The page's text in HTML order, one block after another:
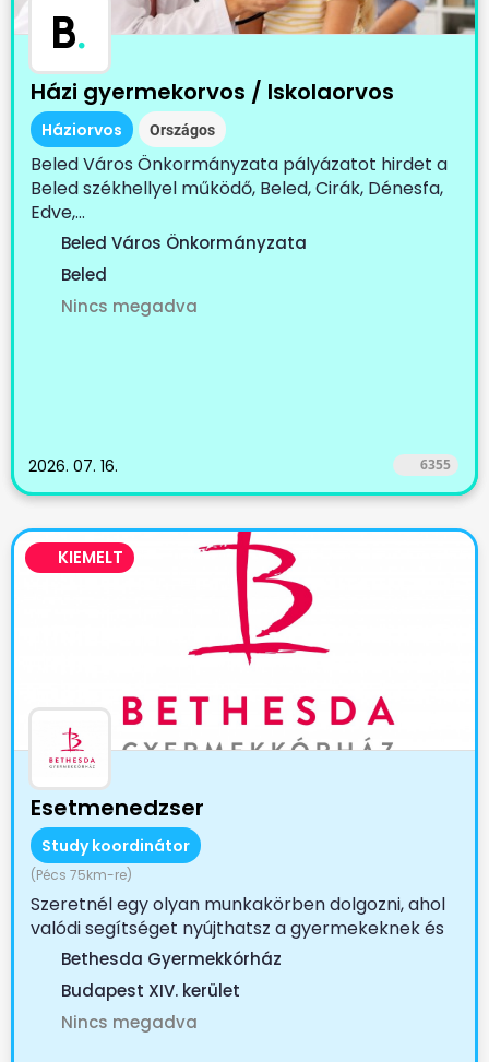
B.
Házi gyermekorvos / Iskolaorvos
Háziorvos Országos
Beled Város Önkormányzata pályázatot hirdet a
Beled székhellyel működő, Beled, Cirák, Dénesfa,
Edve,...
Beled Város Önkormányzata
Beled
Nincs megadva
2026. 07. 16. 6355
KIEMELT
Esetmenedzser
Study koordinátor
(Pécs 75km-re)
Szeretnél egy olyan munkakörben dolgozni, ahol
valódi segítséget nyújthatsz a gyermekeknek és
családjaiknak?...
Bethesda Gyermekkórház
Budapest XIV. kerület
Nincs megadva